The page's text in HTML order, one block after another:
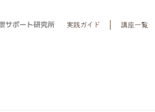
実践ガイド 講座一覧